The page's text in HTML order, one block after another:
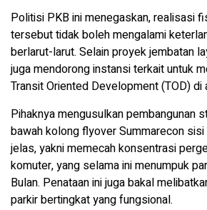
Politisi PKB ini menegaskan, realisasi
tersebut tidak boleh mengalami
berlarut-larut. Selain proyek jembatan
juga mendorong instansi terkait untuk
Transit Oriented Development (TOD) di
Pihaknya mengusulkan pembangunan
bawah kolong flyover Summarecon sisi
jelas, yakni memecah konsentrasi
komuter, yang selama ini menumpuk
Bulan. Penataan ini juga bakal
parkir bertingkat yang fungsional.